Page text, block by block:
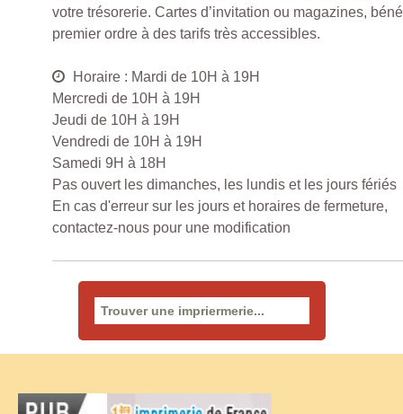
votre trésorerie. Cartes d’invitation ou magazines,
premier ordre à des tarifs très accessibles.
Horaire : Mardi de 10H à 19H
Mercredi de 10H à 19H
Jeudi de 10H à 19H
Vendredi de 10H à 19H
Samedi 9H à 18H
Pas ouvert les dimanches, les lundis et les jours fériés
En cas d'erreur sur les jours et horaires de fermeture,
contactez-nous pour une modification
Rechercher